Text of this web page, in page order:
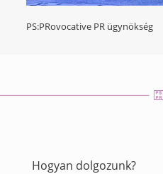
PS:PRovocative PR ügynökség
Hogyan dolgozunk?